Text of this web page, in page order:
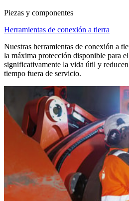
Piezas y componentes
Herramientas de conexión a tierra
Nuestras herramientas de conexión a
la máxima protección disponible para
significativamente la vida útil y
tiempo fuera de servicio.